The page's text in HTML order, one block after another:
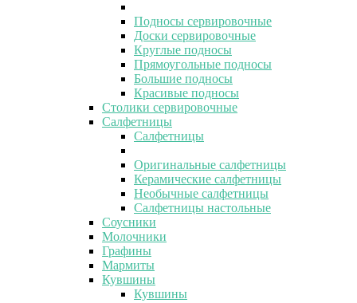
Подносы сервировочные
Доски сервировочные
Круглые подносы
Прямоугольные подносы
Большие подносы
Красивые подносы
Столики сервировочные
Салфетницы
Салфетницы
Оригинальные салфетницы
Керамические салфетницы
Необычные салфетницы
Салфетницы настольные
Соусники
Молочники
Графины
Мармиты
Кувшины
Кувшины